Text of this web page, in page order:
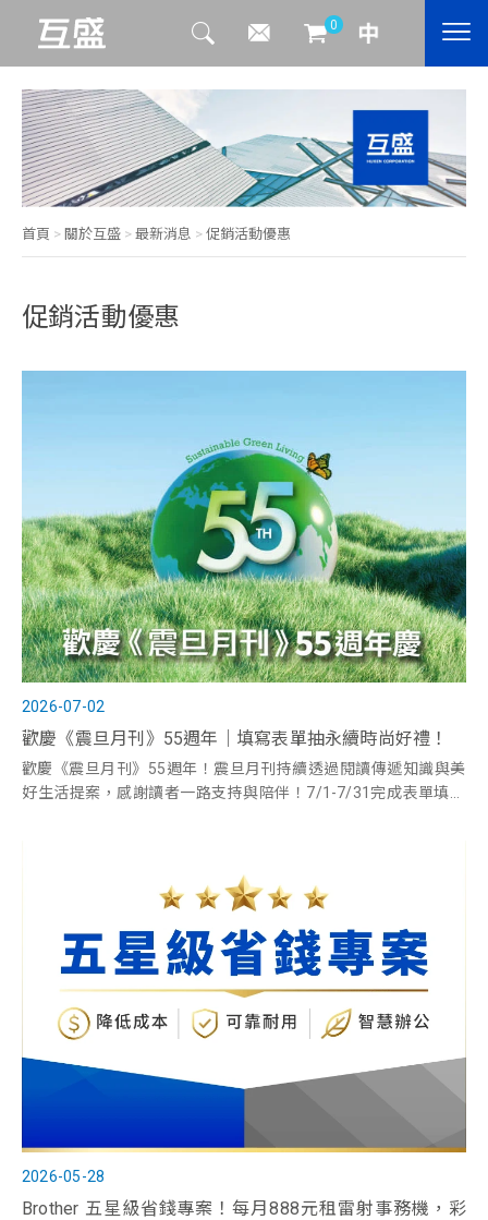
0
首頁 > 關於互盛 > 最新消息 > 促銷活動優惠
促銷活動優惠
2026-07-02
歡慶《震旦月刊》55週年｜填寫表單抽永續時尚好禮！
歡慶《震旦月刊》55週年！震旦月刊持續透過閱讀傳遞知識與美
好生活提案，感謝讀者一路支持與陪伴！7/1-7/31完成表單填寫
2026-05-28
Brother 五星級省錢專案！每月888元租雷射事務機，彩